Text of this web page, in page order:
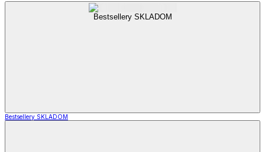
Bestsellery SKLADOM
Bestsellery SKLADOM